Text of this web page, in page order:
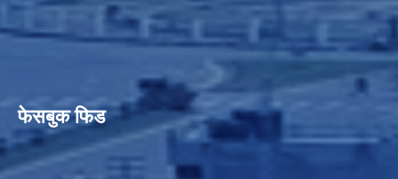
फेसबुक फिड